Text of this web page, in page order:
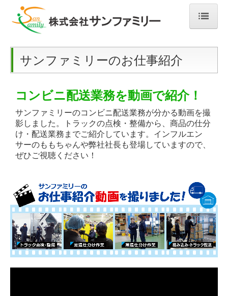
会社案内
会社概要
業務内容
約款
働きやすい環境づくり
新人ドライバー研修
お知らせ
ＳＮＳ動画投稿
動画まとめサイト
サンファミリー特集
採用情報
サンファミリーのお仕事紹介
コンビニ配送業務を動画で紹介！
サンファミリーのコンビニ配送業務が分かる動画を撮
影しました。トラックの点検・整備から、商品の仕分
け・配送業務までご紹介しています。インフルエン
サーのももちゃんや弊社社長も登場していますので、
ぜひご視聴ください！